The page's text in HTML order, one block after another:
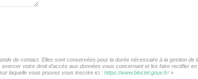
de contact. Elles sont conservées pour la durée nécessaire à la gestion de
votre droit d'accès aux données vous concernant et les faire rectifier
laquelle vous pouvez vous inscrire ici : https://www.bloctel.gouv.fr/»